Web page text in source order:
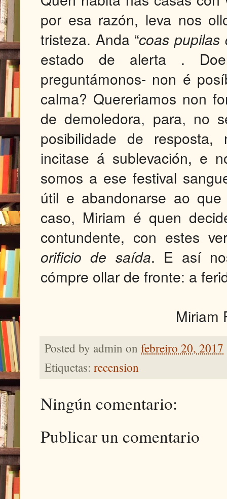
por esa razón, leva nos
tristeza. Anda “coas pupilas
estado de alerta .
preguntámonos- non é
calma? Quereriamos non
de demoledora, para, no
posibilidade de
incitase á sublevación, e
somos a ese festival
útil e abandonarse ao
caso, Miriam é quen
contundente, con estes
orificio de saída. E así
cómpre ollar de fronte: a
Miriam
Posted by admin on febreiro 20, 2017
Etiquetas: recension
Ningún comentario:
Publicar un comentario